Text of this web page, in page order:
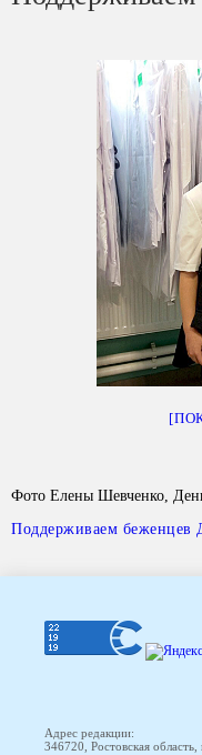
Фото Елены Шевченко,
Поддерживаем беженцев
Адрес редакции:
346720, Ростовская